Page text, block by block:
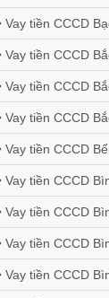
Vay tiền CCCD
Vay tiền CCCD
Vay tiền CCCD
Vay tiền CCCD
Vay tiền CCCD
Vay tiền CCCD
Vay tiền CCCD
Vay tiền CCCD
Vay tiền CCCD